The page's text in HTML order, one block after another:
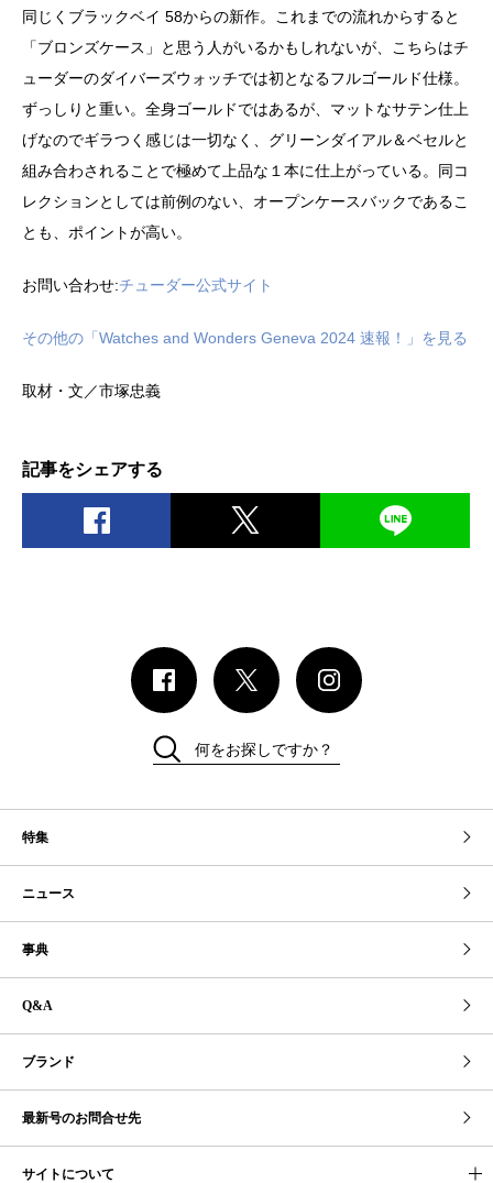
同じくブラックベイ 58からの新作。これまでの流れからすると
「ブロンズケース」と思う人がいるかもしれないが、こちらはチ
ューダーのダイバーズウォッチでは初となるフルゴールド仕様。
ずっしりと重い。全身ゴールドではあるが、マットなサテン仕上
げなのでギラつく感じは一切なく、グリーンダイアル＆ベセルと
組み合わされることで極めて上品な１本に仕上がっている。同コ
レクションとしては前例のない、オープンケースバックであるこ
とも、ポイントが高い。
お問い合わせ:チューダー公式サイト
その他の「Watches and Wonders Geneva 2024 速報！」を見る
取材・文／市塚忠義
記事をシェアする
特集
ニュース
事典
Q&A
ブランド
最新号のお問合せ先
何をお探しですか？
サイトについて